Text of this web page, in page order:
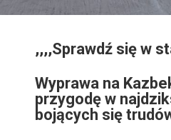
,,,,Sprawdź się w
Wyprawa na
przygodę w
bojących się